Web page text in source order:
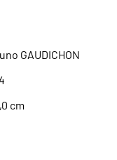
GAUDICHON
cm